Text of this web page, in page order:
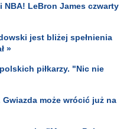
NBA! LeBron James czwarty
jest bliżej spełnienia
»
piłkarzy. "Nic nie
może wrócić już na